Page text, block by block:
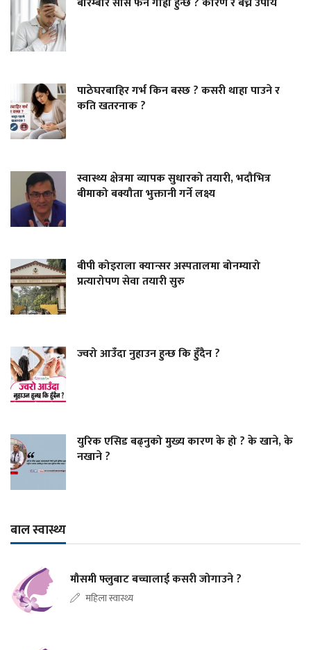
पाठेघरबाहिर गर्भ किन बस्छ ? कसरी थाहा पाउने र
कति खतरनाक ?
स्वास्थ्य क्षेत्रमा व्यापक सुधारको तयारी, भदौभित्र
बीमाको बक्यौता भुक्तानी गर्ने लक्ष्य
बीपी कोइराला क्यान्सर अस्पतालमा बोनम्यारो
प्रत्यारोपण सेवा तयारी सुरु
ज्वरो आउँदा नुहाउन हुन्छ कि हुँदैन ?
युरिक एसिड बढ्नुको मुख्य कारण के हो ? के खाने, के
नखाने ?
बाल स्वास्थ्य
मौसमी फ्लुबाट बच्चालाई कसरी जोगाउने ?
महिला स्वास्थ्य